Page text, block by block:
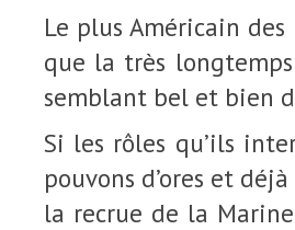
Le plus Américain
que la très
semblant bel et bien
Si les rôles qu’ils
pouvons d’ores et
la recrue de la